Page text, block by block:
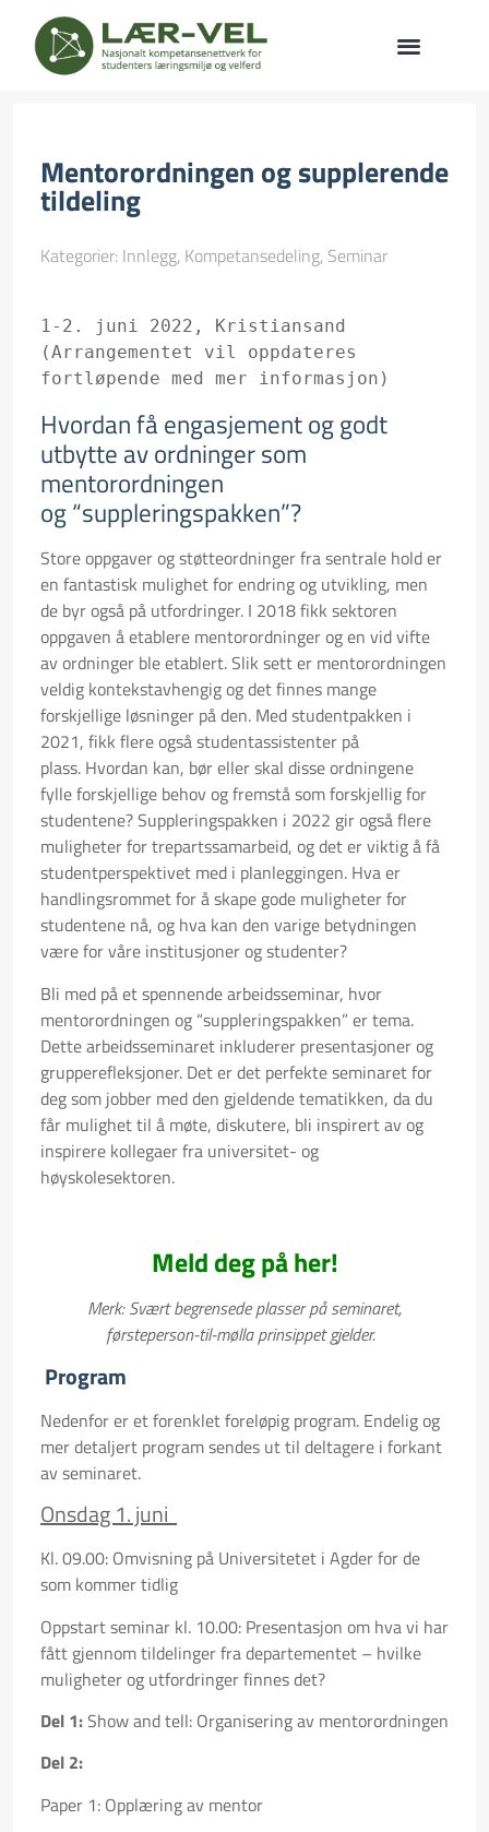
Mentorordningen og supplerende
tildeling
Kategorier: Innlegg, Kompetansedeling, Seminar
(Arrangementet vil oppdateres
fortløpende med mer informasjon)
Hvordan få engasjement og godt
utbytte av ordninger som
mentorordningen
og “suppleringspakken”?
Store oppgaver og støtteordninger fra sentrale hold er
en fantastisk mulighet for endring og utvikling, men
de byr også på utfordringer. I 2018 fikk sektoren
oppgaven å etablere mentorordninger og en vid vifte
av ordninger ble etablert. Slik sett er mentorordningen
veldig kontekstavhengig og det finnes mange
forskjellige løsninger på den. Med studentpakken i
2021, fikk flere også studentassistenter på
plass. Hvordan kan, bør eller skal disse ordningene
fylle forskjellige behov og fremstå som forskjellig for
studentene? Suppleringspakken i 2022 gir også flere
muligheter for trepartssamarbeid, og det er viktig å få
studentperspektivet med i planleggingen. Hva er
handlingsrommet for å skape gode muligheter for
studentene nå, og hva kan den varige betydningen
være for våre institusjoner og studenter?
Bli med på et spennende arbeidsseminar, hvor
mentorordningen og “suppleringspakken” er tema.
Dette arbeidsseminaret inkluderer presentasjoner og
grupperefleksjoner. Det er det perfekte seminaret for
deg som jobber med den gjeldende tematikken, da du
får mulighet til å møte, diskutere, bli inspirert av og
inspirere kollegaer fra universitet- og
høyskolesektoren.
Meld deg på her!
Merk: Svært begrensede plasser på seminaret,
førsteperson-til-mølla prinsippet gjelder.
Program
Nedenfor er et forenklet foreløpig program. Endelig og
mer detaljert program sendes ut til deltagere i forkant
av seminaret.
Onsdag 1. juni
Kl. 09.00: Omvisning på Universitetet i Agder for de
som kommer tidlig
Oppstart seminar kl. 10.00: Presentasjon om hva vi har
fått gjennom tildelinger fra departementet – hvilke
muligheter og utfordringer finnes det?
Del 1:Show and tell: Organisering av mentorordningen
Del 2:
Paper 1: Opplæring av mentor